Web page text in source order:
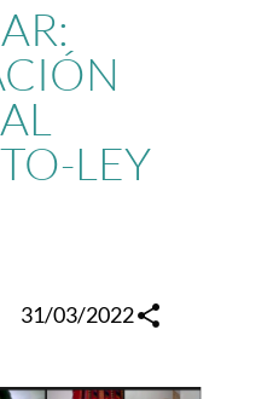
LEY
31/03/2022